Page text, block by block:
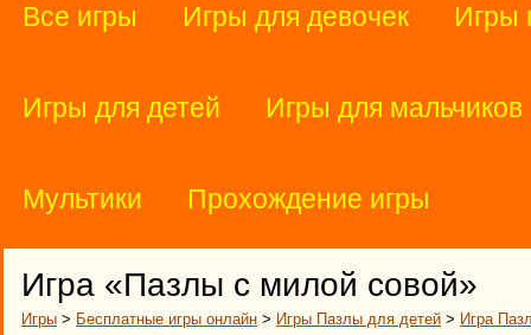
Все игры Игры для девочек Игры
Игры для детей Игры для мальчиков
Мультики Прохождение игры
Игра «Пазлы с милой совой»
Игры > Бесплатные игры онлайн > Игры Пазлы для детей > Игра